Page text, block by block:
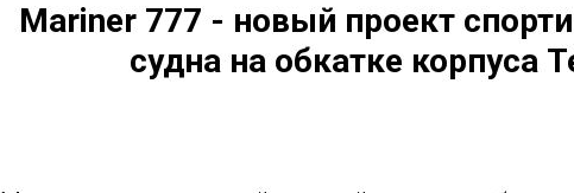
Mariner 777 - новый проект
судна на обкатке корпуса